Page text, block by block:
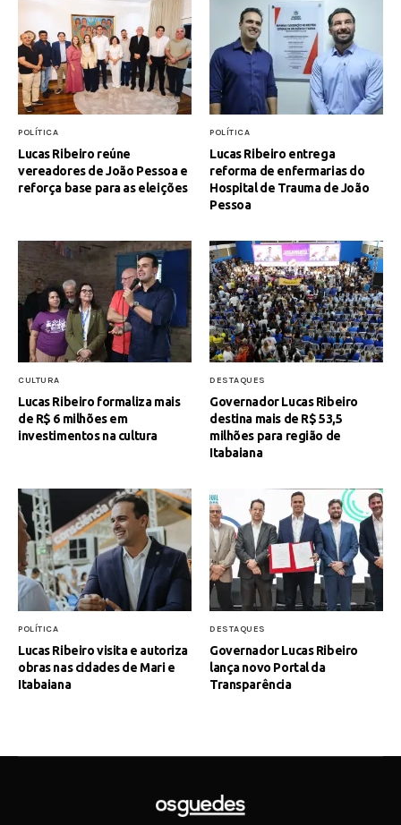
POLÍTICA
Lucas Ribeiro reúne
vereadores de João Pessoa e
reforça base para as eleições
POLÍTICA
Lucas Ribeiro entrega
reforma de enfermarias do
Hospital de Trauma de João
Pessoa
CULTURA
Lucas Ribeiro formaliza mais
de R$ 6 milhões em
investimentos na cultura
DESTAQUES
Governador Lucas Ribeiro
destina mais de R$ 53,5
milhões para região de
Itabaiana
POLÍTICA
Lucas Ribeiro visita e autoriza
obras nas cidades de Mari e
Itabaiana
DESTAQUES
Governador Lucas Ribeiro
lança novo Portal da
Transparência